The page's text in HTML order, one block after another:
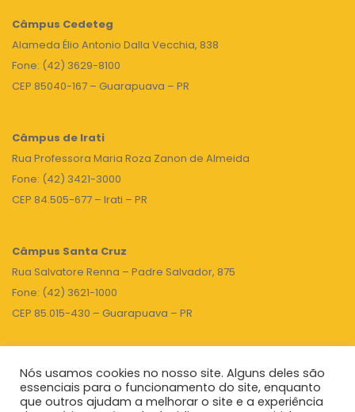
Câmpus Cedeteg
Alameda Élio Antonio Dalla Vecchia, 838
Fone: (42) 3629-8100
CEP 85040-167 – Guarapuava – PR
Câmpus de Irati
Rua Professora Maria Roza Zanon de Almeida
Fone: (42) 3421-3000
CEP 84.505-677 – Irati – PR
Câmpus Santa Cruz
Rua Salvatore Renna – Padre Salvador, 875
Fone: (42) 3621-1000
CEP 85.015-430 – Guarapuava – PR
TOPO
Nós usamos cookies no nosso site. Alguns deles são
essenciais para o funcionamento do site, enquanto
que outros ajudam a melhorar o site e a experiência